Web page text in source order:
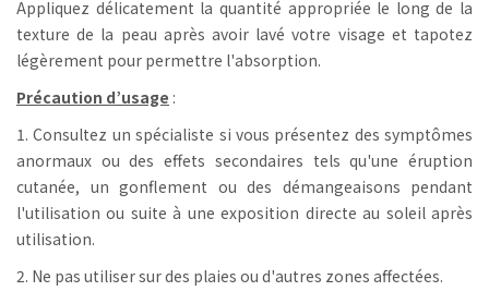
Appliquez délicatement la quantité appropriée le long de la
texture de la peau après avoir lavé votre visage et tapotez
légèrement pour permettre l'absorption.
Précaution d’usage :
1. Consultez un spécialiste si vous présentez des symptômes
anormaux ou des effets secondaires tels qu'une éruption
cutanée, un gonflement ou des démangeaisons pendant
l'utilisation ou suite à une exposition directe au soleil après
utilisation.
2. Ne pas utiliser sur des plaies ou d'autres zones affectées.